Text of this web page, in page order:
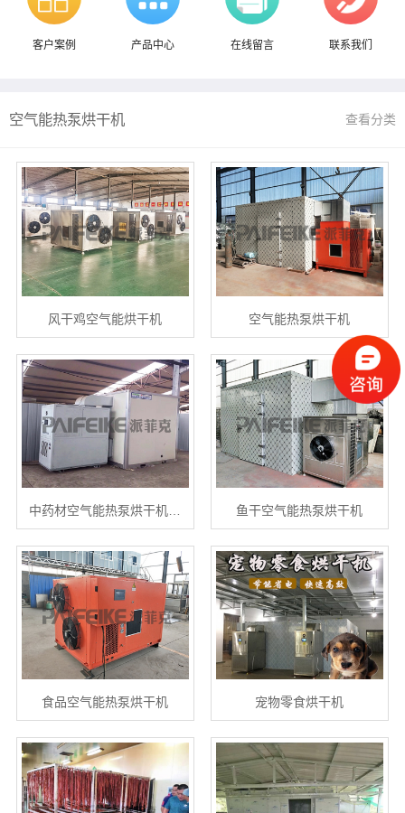
客户案例 产品中心 在线留言 联系我们
空气能热泵烘干机 查看分类
风干鸡空气能烘干机 空气能热泵烘干机
中药材空气能热泵烘干机… 鱼干空气能热泵烘干机
食品空气能热泵烘干机 宠物零食烘干机